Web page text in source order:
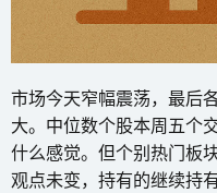
市场今天窄幅震荡，最后
大。中位数个股本周五个
什么感觉。但个别热门板
观点未变，持有的继续持